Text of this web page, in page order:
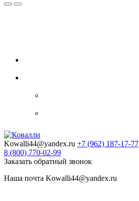
Kowalli44@yandex.ru +7 (962) 187-17-77
8 (800) 770-02-99
Заказать обратный звонок
Наша почта Kowalli44@yandex.ru